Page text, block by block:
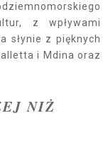
z wpływami
słynie z pięknych
i Mdina oraz
NIŻ